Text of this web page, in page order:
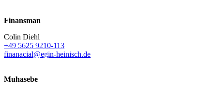
Finansman
Colin Diehl
+49 5625 9210-113
finanacial@egin-heinisch.de
Muhasebe